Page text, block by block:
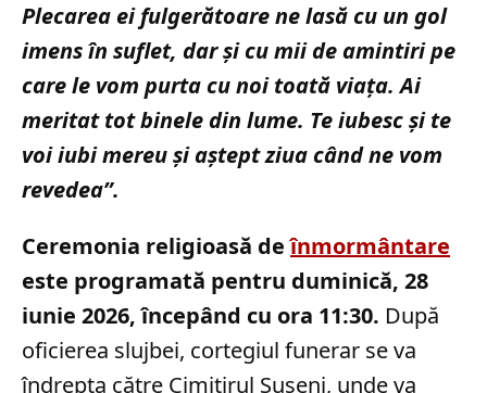
Plecarea ei fulgerătoare ne lasă cu un gol
imens în suflet, dar și cu mii de amintiri pe
care le vom purta cu noi toată viața. Ai
meritat tot binele din lume. Te iubesc și te
voi iubi mereu și aștept ziua când ne vom
revedea”.
Ceremonia religioasă deînmormântare
este programată pentru duminică, 28
iunie 2026, începând cu ora 11:30. După
oficierea slujbei, cortegiul funerar se va
îndrepta către Cimitirul Suseni, unde va